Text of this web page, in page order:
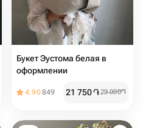
Букет Эустома белая в
оформлении
4.90849 21 750֏29 000֏